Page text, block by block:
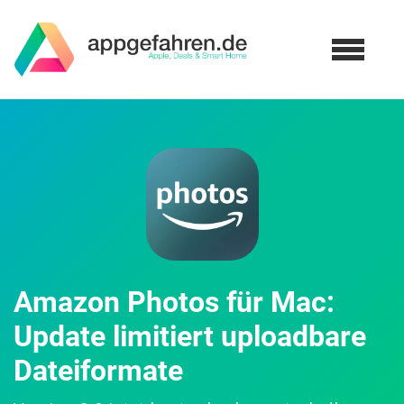
Amazon Photos für Mac:
Update limitiert uploadbare
Dateiformate